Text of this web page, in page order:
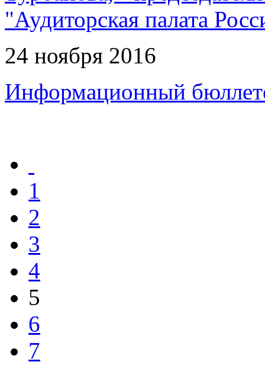
"Аудиторская палата
24 ноября 2016
Информационный
1
2
3
4
5
6
7